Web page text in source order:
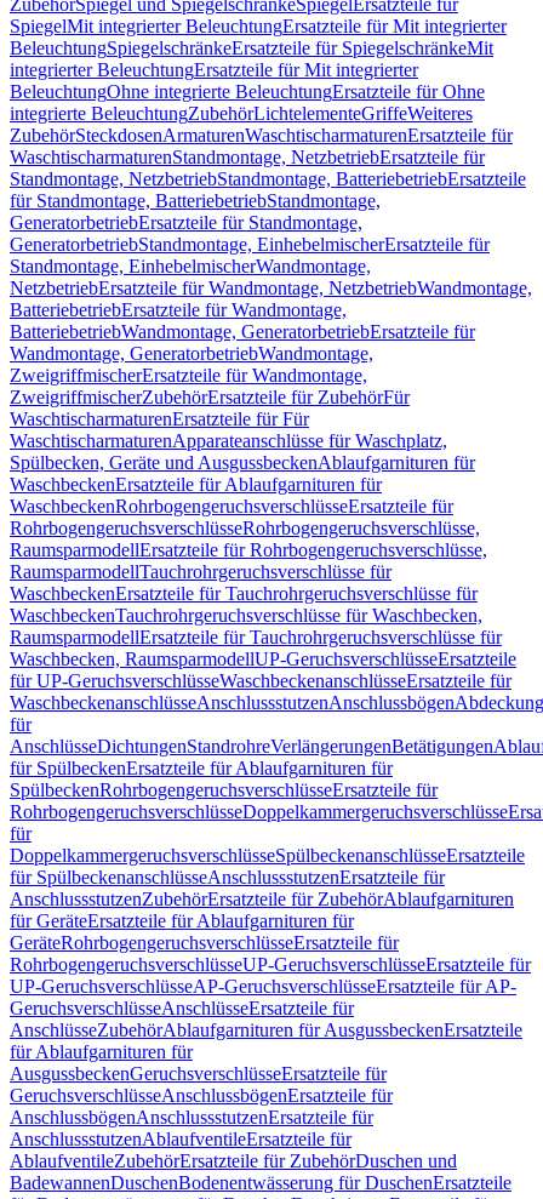
ZubehörSpiegel und SpiegelschränkeSpiegel Ersatzteile für
SpiegelMit integrierter BeleuchtungErsatzteile für Mit integrierter
BeleuchtungSpiegelschränkeErsatzteile für SpiegelschränkeMit
integrierter BeleuchtungErsatzteile für Mit integrierter
BeleuchtungOhne integrierte BeleuchtungErsatzteile für Ohne
integrierte BeleuchtungZubehörLichtelementeGriffeWeiteres
ZubehörSteckdosenArmaturenWaschtischarmaturenErsatzteile für
WaschtischarmaturenStandmontage, NetzbetriebErsatzteile für
Standmontage, NetzbetriebStandmontage, BatteriebetriebErsatzteile
für Standmontage, BatteriebetriebStandmontage,
GeneratorbetriebErsatzteile für Standmontage,
GeneratorbetriebStandmontage, EinhebelmischerErsatzteile für
Standmontage, EinhebelmischerWandmontage,
NetzbetriebErsatzteile für Wandmontage, NetzbetriebWandmontage,
BatteriebetriebErsatzteile für Wandmontage,
BatteriebetriebWandmontage, GeneratorbetriebErsatzteile für
Wandmontage, GeneratorbetriebWandmontage,
ZweigriffmischerErsatzteile für Wandmontage,
ZweigriffmischerZubehörErsatzteile für ZubehörFür
WaschtischarmaturenErsatzteile für Für
WaschtischarmaturenApparateanschlüsse für Waschplatz,
Spülbecken, Geräte und AusgussbeckenAblaufgarnituren für
WaschbeckenErsatzteile für Ablaufgarnituren für
WaschbeckenRohrbogengeruchsverschlüsseErsatzteile für
RohrbogengeruchsverschlüsseRohrbogengeruchsverschlüsse,
RaumsparmodellErsatzteile für Rohrbogengeruchsverschlüsse,
RaumsparmodellTauchrohrgeruchsverschlüsse für
WaschbeckenErsatzteile für Tauchrohrgeruchsverschlüsse für
WaschbeckenTauchrohrgeruchsverschlüsse für Waschbecken,
RaumsparmodellErsatzteile für Tauchrohrgeruchsverschlüsse für
Waschbecken, RaumsparmodellUP-GeruchsverschlüsseErsatzteile
für UP-GeruchsverschlüsseWaschbeckenanschlüsseErsatzteile für
WaschbeckenanschlüsseAnschlussstutzenAnschlussbögen
für
AnschlüsseDichtungenStandrohreVerlängerungenBetätigungen
für SpülbeckenErsatzteile für Ablaufgarnituren für
SpülbeckenRohrbogengeruchsverschlüsseErsatzteile für
RohrbogengeruchsverschlüsseDoppelkammergeruchsverschlüsse
für
DoppelkammergeruchsverschlüsseSpülbeckenanschlüsseErsatzteile
für SpülbeckenanschlüsseAnschlussstutzenErsatzteile für
AnschlussstutzenZubehörErsatzteile für ZubehörAblaufgarnituren
für GeräteErsatzteile für Ablaufgarnituren für
GeräteRohrbogengeruchsverschlüsseErsatzteile für
RohrbogengeruchsverschlüsseUP-GeruchsverschlüsseErsatzteile für
UP-GeruchsverschlüsseAP-GeruchsverschlüsseErsatzteile für AP-
GeruchsverschlüsseAnschlüsseErsatzteile für
AnschlüsseZubehörAblaufgarnituren für AusgussbeckenErsatzteile
für Ablaufgarnituren für
AusgussbeckenGeruchsverschlüsseErsatzteile für
GeruchsverschlüsseAnschlussbögenErsatzteile für
AnschlussbögenAnschlussstutzenErsatzteile für
AnschlussstutzenAblaufventileErsatzteile für
AblaufventileZubehörErsatzteile für ZubehörDuschen und
BadewannenDuschenBodenentwässerung für DuschenErsatzteile